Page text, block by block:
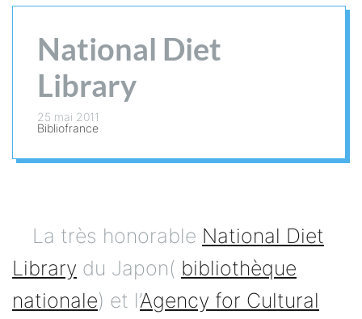
National Diet
Library
25 mai 2011
Bibliofrance
La très honorable National Diet
Library du Japon( bibliothèque
nationale) et l’Agency for Cultural